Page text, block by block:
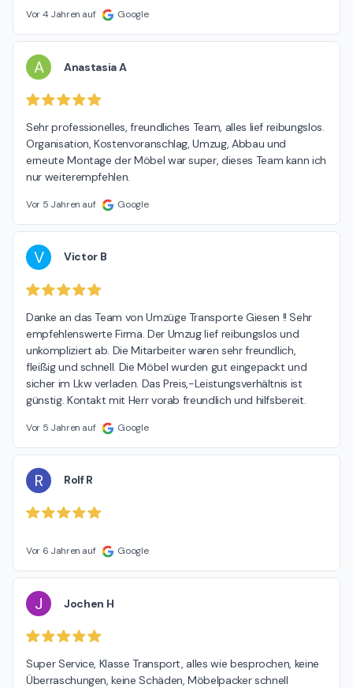
Vor 4 Jahren auf Google
A Anastasia A
Sehr professionelles, freundliches Team, alles lief reibungslos.
Organisation, Kostenvoranschlag, Umzug, Abbau und
erneute Montage der Möbel war super, dieses Team kann ich
nur weiterempfehlen.
Vor 5 Jahren auf Google
V Victor B
Danke an das Team von Umzüge Transporte Giesen !! Sehr
empfehlenswerte Firma. Der Umzug lief reibungslos und
unkompliziert ab. Die Mitarbeiter waren sehr freundlich,
fleißig und schnell. Die Möbel wurden gut eingepackt und
sicher im Lkw verladen. Das Preis,-Leistungsverhältnis ist
günstig. Kontakt mit Herr vorab freundlich und hilfsbereit.
Vor 5 Jahren auf Google
R Rolf R
Vor 6 Jahren auf Google
J Jochen H
Super Service, Klasse Transport, alles wie besprochen, keine
Überraschungen, keine Schäden, Möbelpacker schnell